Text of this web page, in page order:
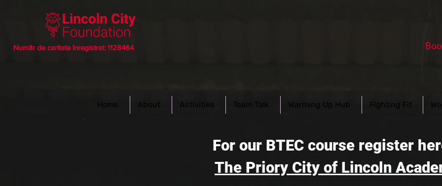
Număr de caritate înregistrat: 1128464
Home About Activities Team Talk Warming Up Hub Fighting Fit
For our BTEC course register
The Priory City of Lincoln